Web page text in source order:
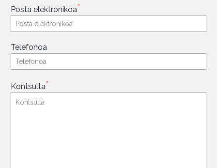
Posta elektronikoa*
Telefonoa
Kontsulta*